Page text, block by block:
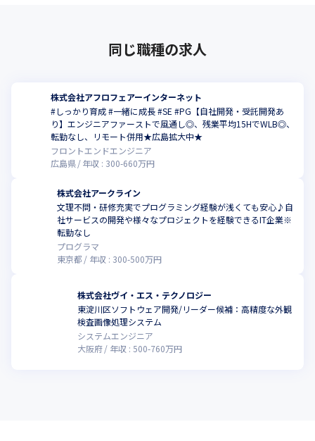
同じ職種の求人
株式会社アフロフェアーインターネット
#しっかり育成 #一緒に成長 #SE #PG【自社開発・受託開発あ
り】エンジニアファーストで風通し◎、残業平均15HでWLB◎、
転勤なし、リモート併用★広島拡大中★
フロントエンドエンジニア
広島県
年収 : 300-660万円
株式会社アークライン
文理不問・研修充実でプログラミング経験が浅くても安心♪自
社サービスの開発や様々なプロジェクトを経験できるIT企業※
転勤なし
プログラマ
東京都
年収 : 300-500万円
株式会社ヴイ・エス・テクノロジー
東淀川区ソフトウェア開発/リーダー候補：高精度な外観
検査画像処理システム
システムエンジニア
大阪府
年収 : 500-760万円